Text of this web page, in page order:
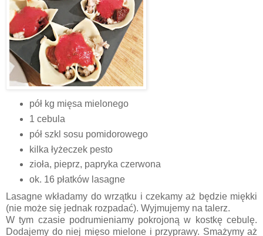
pół kg mięsa mielonego
1 cebula
pół szkl sosu pomidorowego
kilka łyżeczek pesto
zioła, pieprz, papryka czerwona
ok. 16 płatków lasagne
Lasagne wkładamy do wrzątku i czekamy aż będzie miękki
(nie może się jednak rozpadać). Wyjmujemy na talerz.
W tym czasie podrumieniamy pokrojoną w kostkę cebulę.
Dodajemy do niej mięso mielone i przyprawy. Smażymy aż